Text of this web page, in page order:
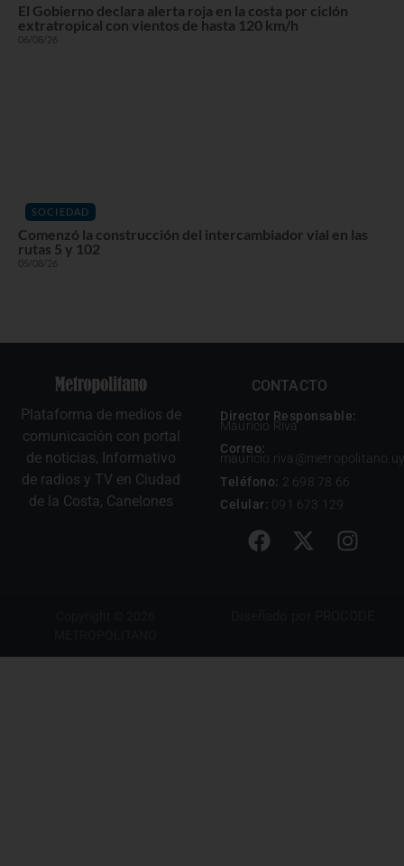
El Gobierno declara alerta roja en la costa por ciclón
extratropical con vientos de hasta 120 km/h
06/08/26
SOCIEDAD
Comenzó la construcción del intercambiador vial en las
rutas 5 y 102
05/08/26
Plataforma de medios de
comunicación con portal
de noticias, Informativo
de radios y TV en Ciudad
de la Costa, Canelones
CONTACTO
Director Responsable:
Mauricio Riva
Correo:
mauricio.riva@metropolitano.uy
Teléfono: 2 698 78 66
Celular: 091 673 129